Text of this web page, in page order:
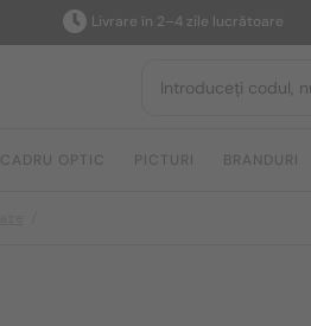
Livrare în 2–4 zile lucrătoare
CADRU OPTIC PICTURI BRANDURI